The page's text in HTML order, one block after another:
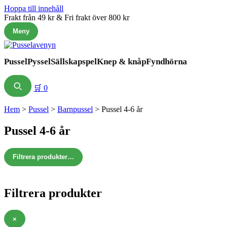
Hoppa till innehåll
Frakt från 49 kr & Fri frakt över 800 kr
Meny
PusselPysselSällskapspelKnep & knåpFyndhörna
🛒 0
Hem > Pussel > Barnpussel > Pussel 4-6 år
Pussel 4-6 år
Filtrera produkter…
Filtrera produkter
×